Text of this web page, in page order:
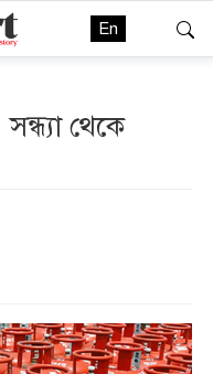
En
থেকে